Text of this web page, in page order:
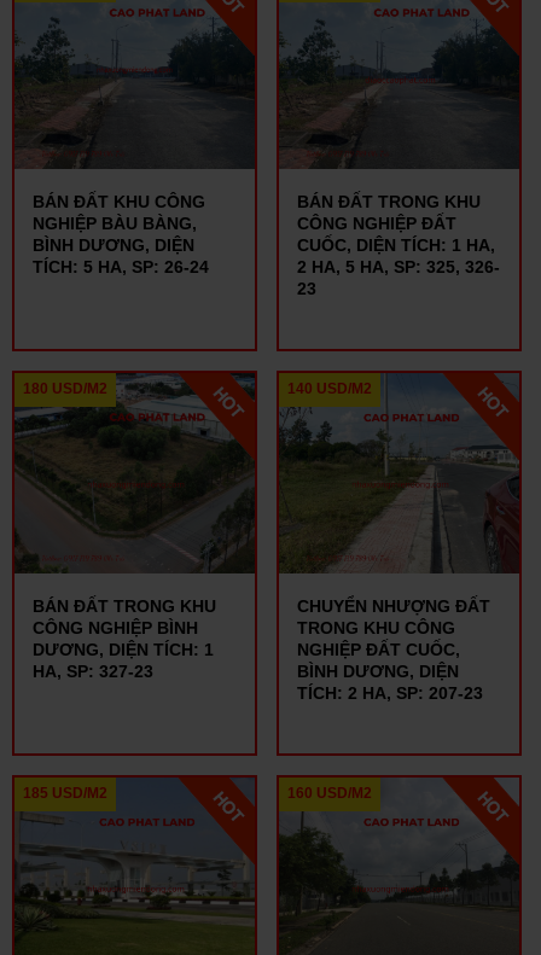
BÁN ĐẤT KHU CÔNG
NGHIỆP BÀU BÀNG,
BÌNH DƯƠNG, DIỆN
TÍCH: 5 HA, SP: 26-24
BÁN ĐẤT TRONG KHU
CÔNG NGHIỆP ĐẤT
CUỐC, DIỆN TÍCH: 1 HA,
2 HA, 5 HA, SP: 325, 326-
23
180 USD/M2
BÁN ĐẤT TRONG KHU
CÔNG NGHIỆP BÌNH
DƯƠNG, DIỆN TÍCH: 1
HA, SP: 327-23
140 USD/M2
CHUYỂN NHƯỢNG ĐẤT
TRONG KHU CÔNG
NGHIỆP ĐẤT CUỐC,
BÌNH DƯƠNG, DIỆN
TÍCH: 2 HA, SP: 207-23
185 USD/M2 160 USD/M2